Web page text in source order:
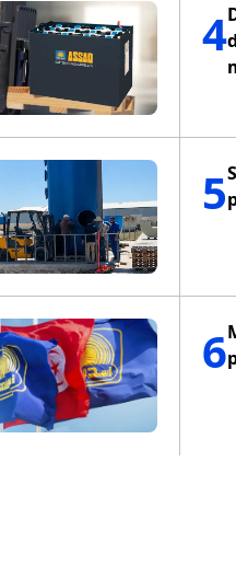
4
5
6